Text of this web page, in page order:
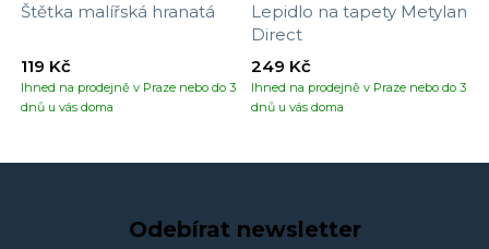
Štětka malířská hranatá
Ihned na prodejně v Praze nebo do 3
dnů u vás doma
119 Kč
Lepidlo na tapety Metylan
Direct
Ihned na prodejně v Praze nebo do 3
dnů u vás doma
249 Kč
Odebírat newsletter